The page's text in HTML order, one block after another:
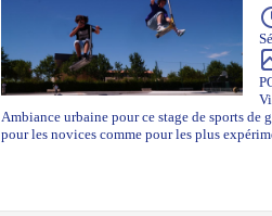
Ambiance urbaine pour ce stage de sports
pour les novices comme pour les plus